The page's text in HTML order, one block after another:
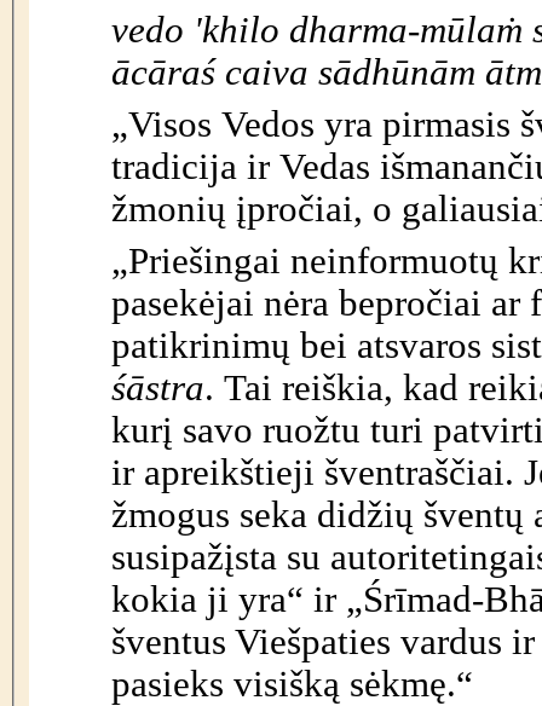
vedo 'khilo dharma-
ācāraś caiva sādhūnām
„Visos Vedos yra pirmasis
tradicija ir Vedas
žmonių įpročiai, o
„Priešingai neinformuotų
pasekėjai nėra bepročiai
patikrinimų bei atsvaros
śāstra. Tai reiškia, kad
kurį savo ruožtu turi
ir apreikštieji šventraščiai.
žmogus seka didžių
susipažįsta su
kokia ji yra“ ir „Śrīmad-
šventus Viešpaties vardus
pasieks visišką sėkmę.“